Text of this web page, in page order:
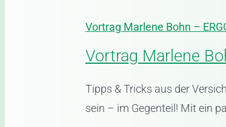
Vortrag Marlene Bohn –
Vortrag Marlene
Tipps & Tricks aus der
sein – im Gegenteil! Mit ein